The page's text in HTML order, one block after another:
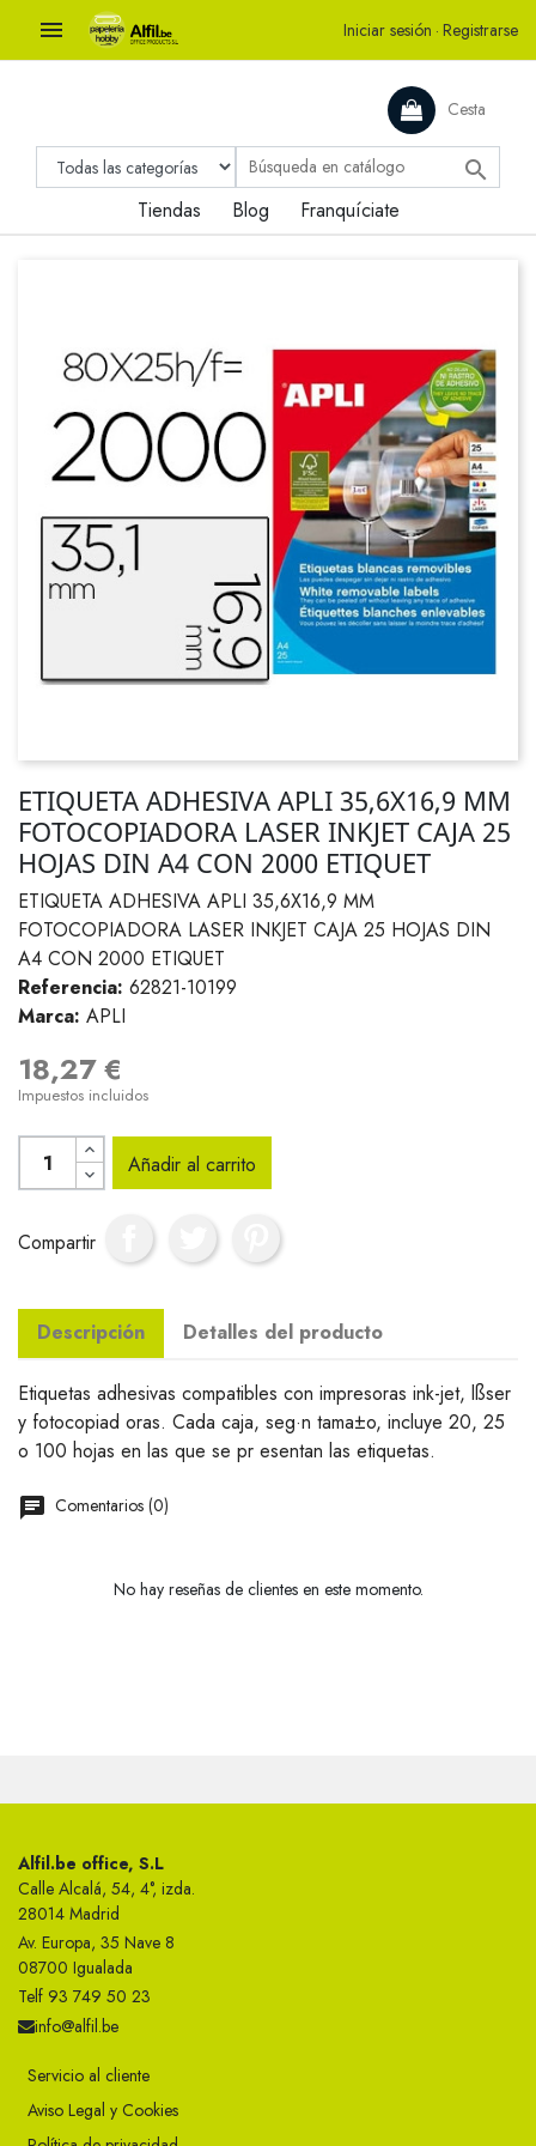
 Iniciar sesión · Registrarse
Cesta

Tiendas Blog Franquíciate
ETIQUETA ADHESIVA APLI 35,6X16,9 MM
FOTOCOPIADORA LASER INKJET CAJA 25
HOJAS DIN A4 CON 2000 ETIQUET
ETIQUETA ADHESIVA APLI 35,6X16,9 MM
FOTOCOPIADORA LASER INKJET CAJA 25 HOJAS DIN
A4 CON 2000 ETIQUET
Referencia: 62821-10199
Marca: APLI
18,27 €
Impuestos incluidos
Añadir al carrito
Compartir
Descripción Detalles del producto
Etiquetas adhesivas compatibles con impresoras ink-jet, lßser
y fotocopiad oras. Cada caja, seg·n tama±o, incluye 20, 25
o 100 hojas en las que se pr esentan las etiquetas.
Comentarios (0)
No hay reseñas de clientes en este momento.
Alfil.be office, S.L
Calle Alcalá, 54, 4°, izda.
28014 Madrid
Av. Europa, 35 Nave 8
08700 Igualada
Telf 93 749 50 23
info@alfil.be
Servicio al cliente
Aviso Legal y Cookies